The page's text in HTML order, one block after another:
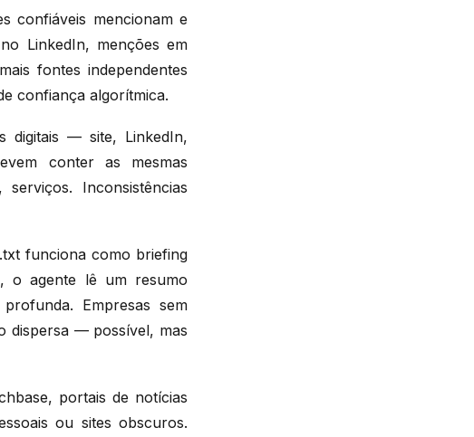
confiáveis mencionam e
LinkedIn, menções em
fontes independentes
confiança algorítmica.
digitais — site, LinkedIn,
conter as mesmas
Inconsistências
funciona como briefing
o agente lê um resumo
Empresas sem
dispersa — possível, mas
portais de notícias
ou sites obscuros.